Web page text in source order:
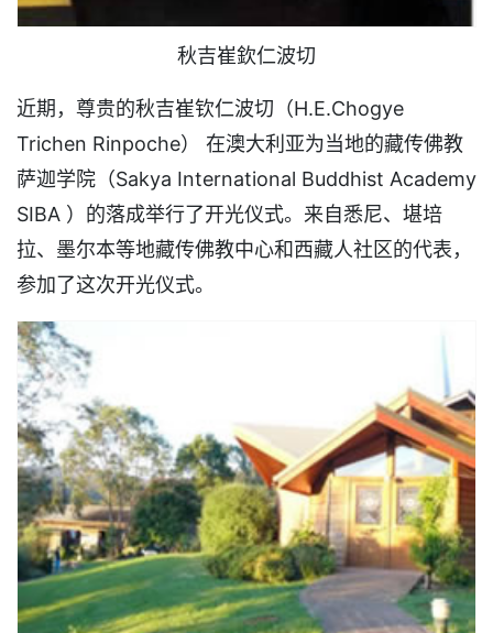
秋吉崔欽仁波切
近期，尊贵的秋吉崔钦仁波切（H.E.Chogye
Trichen Rinpoche） 在澳大利亚为当地的藏传佛教
萨迦学院（Sakya International Buddhist Academy
SIBA ）的落成举行了开光仪式。来自悉尼、堪培
拉、墨尔本等地藏传佛教中心和西藏人社区的代表，
参加了这次开光仪式。